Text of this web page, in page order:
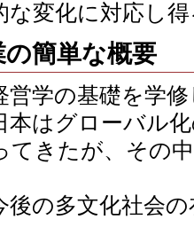
な変化に対応し
の簡単な概要
営学の基礎を学
本はグローバル
てきたが、その
後の多文化社会